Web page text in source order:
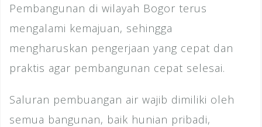
Pembangunan di wilayah Bogor terus
mengalami kemajuan, sehingga
mengharuskan pengerjaan yang cepat dan
praktis agar pembangunan cepat selesai.
Saluran pembuangan air wajib dimiliki oleh
semua bangunan, baik hunian pribadi,